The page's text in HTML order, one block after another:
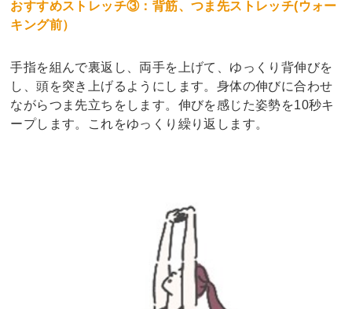
おすすめストレッチ③：背筋、つま先ストレッチ(ウォー
キング前）
手指を組んで裏返し、両手を上げて、ゆっくり背伸びを
し、頭を突き上げるようにします。身体の伸びに合わせ
ながらつま先立ちをします。伸びを感じた姿勢を10秒キ
ープします。これをゆっくり繰り返します。